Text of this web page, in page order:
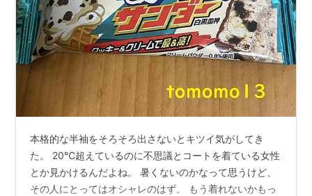
本格的な半袖をそろそろ出さないとキツイ気がしてき
た。 20℃超えているのに不思議とコートを着ている女性
とか見かけるんだよね。 暑くないのかなって思うけど、
その人にとってはオシャレのはず。 もう着れないかもっ